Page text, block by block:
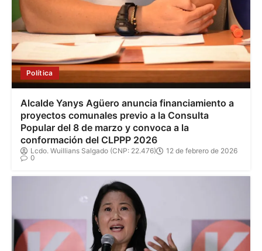
Política
Alcalde Yanys Agüero anuncia financiamiento a
proyectos comunales previo a la Consulta
Popular del 8 de marzo y convoca a la
conformación del CLPPP 2026
Lcdo. Wuillians Salgado (CNP: 22.476)
12 de febrero de 2026
0